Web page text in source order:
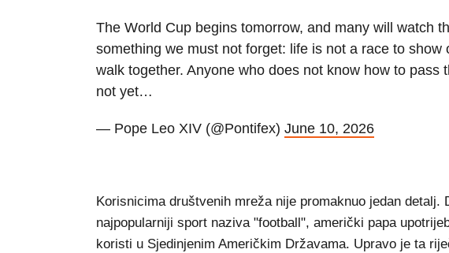
The World Cup begins tomorrow, and many will watch
something we must not forget: life is not a race to
walk together. Anyone who does not know how to pass
not yet…
— Pope Leo XIV (@Pontifex) June 10, 2026
Korisnicima društvenih mreža nije promaknuo jedan detalj.
najpopularniji sport naziva "football", američki papa
koristi u Sjedinjenim Američkim Državama. Upravo je ta